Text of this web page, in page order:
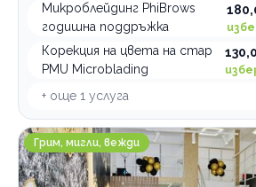
Микроблейдинг PhiBrows
годишна поддръжка
Корекция на цвета на стар
PMU Microblading
+ още 1 услуга
Студио за красота My Angels
Грим, мигли, вежди